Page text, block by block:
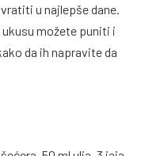
u najlepše dane.
možete puniti i
da ih napravite da